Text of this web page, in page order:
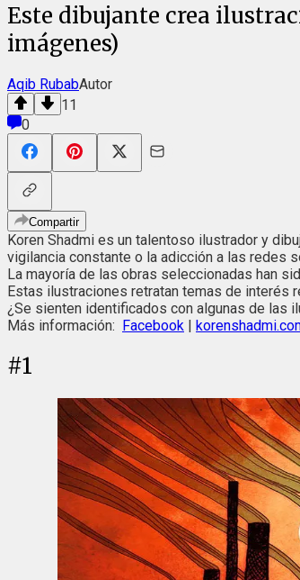
Este dibujante crea
imágenes)
Aqib RubabAutor
11
0
Compartir
Koren Shadmi es un talentoso ilustrador y
vigilancia constante o la adicción a las redes
La mayoría de las obras seleccionadas han
Estas ilustraciones retratan temas de interés
¿Se sienten identificados con algunas de las
Más información: Facebook |
#1